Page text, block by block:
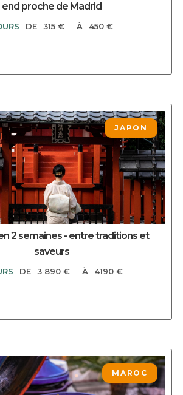
end proche de Madrid
DE 315 € À 450 €
2 semaines - entre traditions et
saveurs
DE 3 890 € À 4190 €
CIRCUIT JAPON
CIRCUIT MAROC